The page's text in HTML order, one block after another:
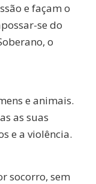
e façam o
se do
o
e animais.
as suas
e a violência.
socorro, sem